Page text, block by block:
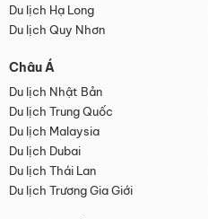
Du lịch Hạ Long
Du lịch Quy Nhơn
Châu Á
Du lịch Nhật Bản
Du lịch Trung Quốc
Du lịch Malaysia
Du lịch Dubai
Du lịch Thái Lan
Du lịch Trương Gia Giới